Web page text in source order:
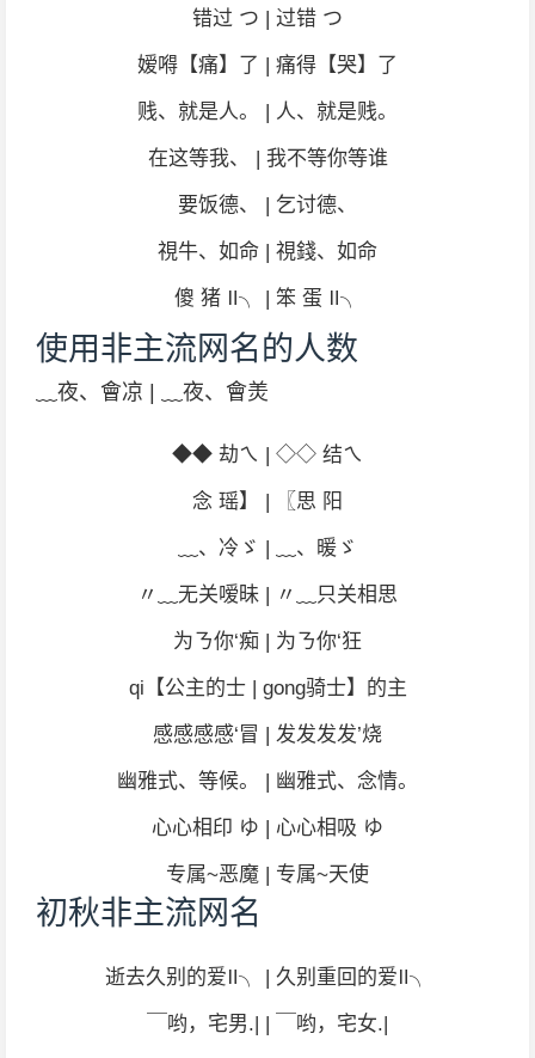
错过 つ | 过错 つ
嫒嘚【痛】了 | 痛得【哭】了
贱、就是人。 | 人、就是贱。
在这等我、 | 我不等你等谁
要饭德、 | 乞讨德、
視牛、如命 | 視錢、如命
傻 猪 Ⅱ╮ | 笨 蛋 Ⅱ╮
使用非主流网名的人数
﹏夜、會凉 | ﹏夜、會羙
◆◆ 劫ㄟ | ◇◇ 结ㄟ
念 瑶】 | 〖思 阳
﹏、冷ゞ | ﹏、暖ゞ
〃﹏无关嗳昧 | 〃﹏只关相思
为ㄋ你‘痴 | 为ㄋ你‘狂
qi【公主的士 | gong骑士】的主
感感感感‘冒 | 发发发发’烧
幽雅式、等候。 | 幽雅式、念情。
心心相印 ゆ | 心心相吸 ゆ
专属~恶魔 | 专属~天使
初秋非主流网名
逝去久别的爱Ⅱ╮ | 久别重回的爱Ⅱ╮
￣哟，宅男.| | ￣哟，宅女.|